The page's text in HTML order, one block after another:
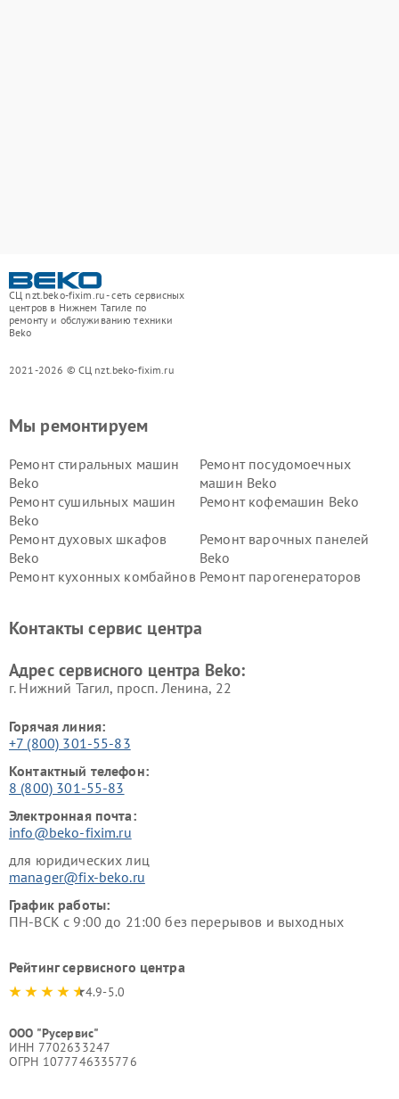
СЦ nzt.beko-fixim.ru - сеть сервисных
центров в Нижнем Тагиле по
ремонту и обслуживанию техники
Beko
2021-2026 © СЦ nzt.beko-fixim.ru
Мы ремонтируем
Ремонт стиральных машин
Beko
Ремонт посудомоечных
машин Beko
Ремонт сушильных машин
Beko
Ремонт кофемашин Beko
Ремонт духовых шкафов
Beko
Ремонт варочных панелей
Beko
Ремонт кухонных комбайнов Ремонт парогенераторов
Ремонт холодильников Beko Ремонт морозильных камер
Контакты сервис центра
Адрес сервисного центра Beko:
г. Нижний Тагил, просп. Ленина, 22
Горячая линия:
+7 (800) 301-55-83
Контактный телефон:
8 (800) 301-55-83
Электронная почта:
info@beko-fixim.ru
для юридических лиц
manager@fix-beko.ru
График работы:
ПН-ВСК с 9:00 до 21:00 без перерывов и выходных
Рейтинг сервисного центра
4.9-5.0
ООО "Русервис"
ИНН 7702633247
ОГРН 1077746335776